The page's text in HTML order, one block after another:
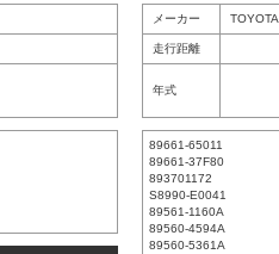
メーカー TOYOTA
走行距離
年式
89661-65011
89661-37F80
893701172
S8990-E0041
89561-1160A
89560-4594A
89560-5361A